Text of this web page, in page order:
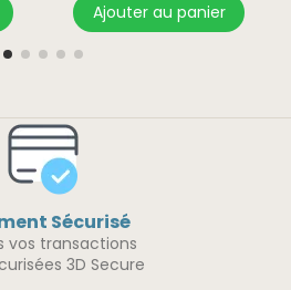
Ajouter au panier
Sécurisé
vos transactions
3D Secure